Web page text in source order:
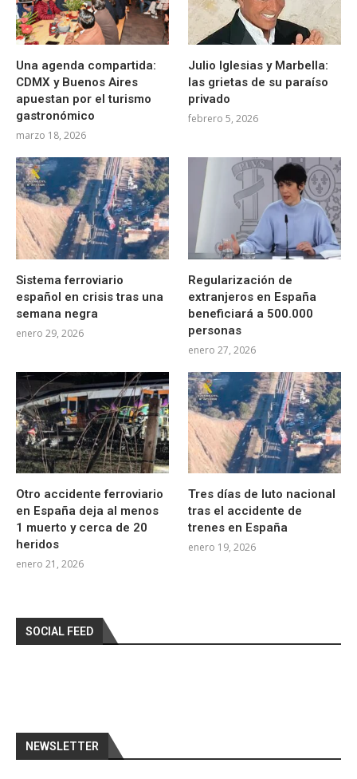
Una agenda compartida:
CDMX y Buenos Aires
apuestan por el turismo
gastronómico
marzo 18, 2026
Julio Iglesias y Marbella:
las grietas de su paraíso
privado
febrero 5, 2026
Sistema ferroviario
español en crisis tras una
semana negra
enero 29, 2026
Regularización de
extranjeros en España
beneficiará a 500.000
personas
enero 27, 2026
Otro accidente ferroviario
en España deja al menos
1 muerto y cerca de 20
heridos
enero 21, 2026
Tres días de luto nacional
tras el accidente de
trenes en España
enero 19, 2026
SOCIAL FEED
NEWSLETTER